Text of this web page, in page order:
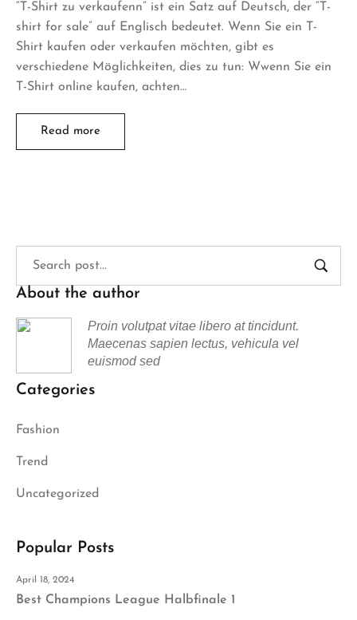
“T-Shirt zu verkaufenn” ist ein Satz auf Deutsch, der “T-
shirt for sale” auf Englisch bedeutet. Wenn Sie ein T-
Shirt kaufen oder verkaufen möchten, gibt es
verschiedene Möglichkeiten, dies zu tun: Wwenn Sie ein
T-Shirt online kaufen, achten…
Read more
About the author
Proin volutpat vitae libero at tincidunt.
Maecenas sapien lectus, vehicula vel
euismod sed
Categories
Fashion
Trend
Uncategorized
Popular Posts
April 18, 2024
Best Champions League Halbfinale 1